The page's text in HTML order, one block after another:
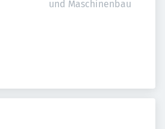
und Maschinenbau